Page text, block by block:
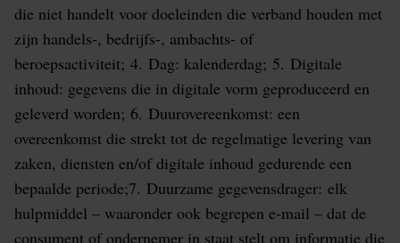
die niet handelt voor doeleinden die verband houden met
zijn handels-, bedrijfs-, ambachts- of
beroepsactiviteit; 4. Dag: kalenderdag; 5. Digitale
inhoud: gegevens die in digitale vorm geproduceerd en
geleverd worden; 6. Duurovereenkomst: een
overeenkomst die strekt tot de regelmatige levering van
zaken, diensten en/of digitale inhoud gedurende een
bepaalde periode;7. Duurzame gegevensdrager: elk
hulpmiddel – waaronder ook begrepen e-mail – dat de
consument of ondernemer in staat stelt om informatie die